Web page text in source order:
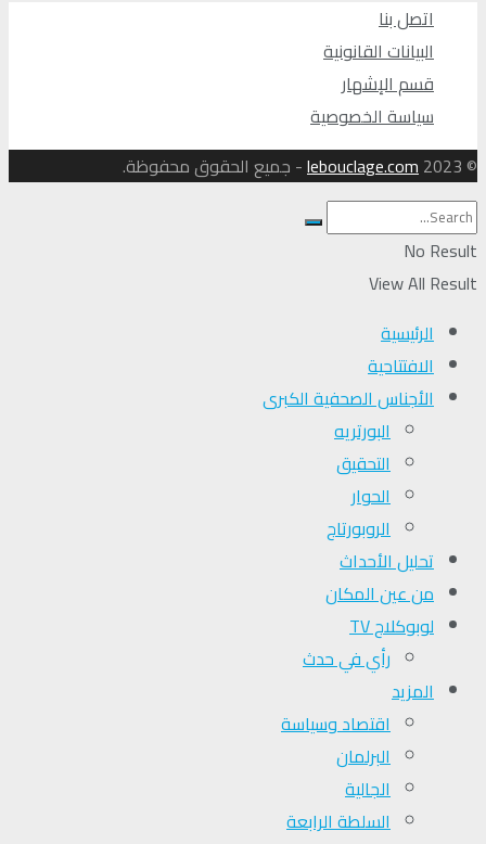
اتصل بنا
البيانات القانونية
قسم الإشهار
سياسة الخصوصية
© 2023
lebouclage.com- جميع الحقوق محفوظة.
No Result
View All Result
الرئيسية
الافتتاحية
الأجناس الصحفية الكبرى
البورتريه
التحقیق
الحوار
الروبورتاج
تحلیل الأحداث
من عين المكان
لوبوكلاج TV
رأي في حدث
المزيد
اقتصاد وسياسة
البرلمان
الجالية
السلطة الرابعة